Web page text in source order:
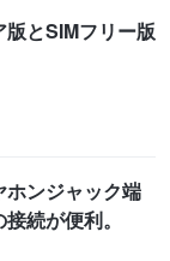
とSIMフリー版
ンジャック端
続が便利。